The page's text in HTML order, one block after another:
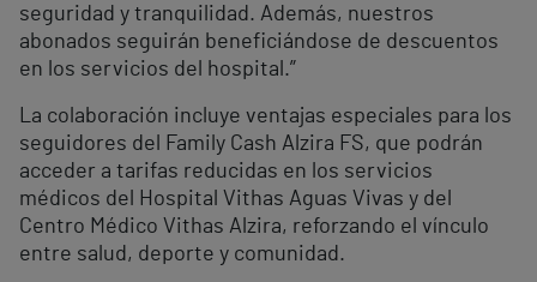
seguridad y tranquilidad. Además, nuestros
abonados seguirán beneficiándose de descuentos
en los servicios del hospital.”
La colaboración incluye ventajas especiales para los
seguidores del Family Cash Alzira FS, que podrán
acceder a tarifas reducidas en los servicios
médicos del Hospital Vithas Aguas Vivas y del
Centro Médico Vithas Alzira, reforzando el vínculo
entre salud, deporte y comunidad.